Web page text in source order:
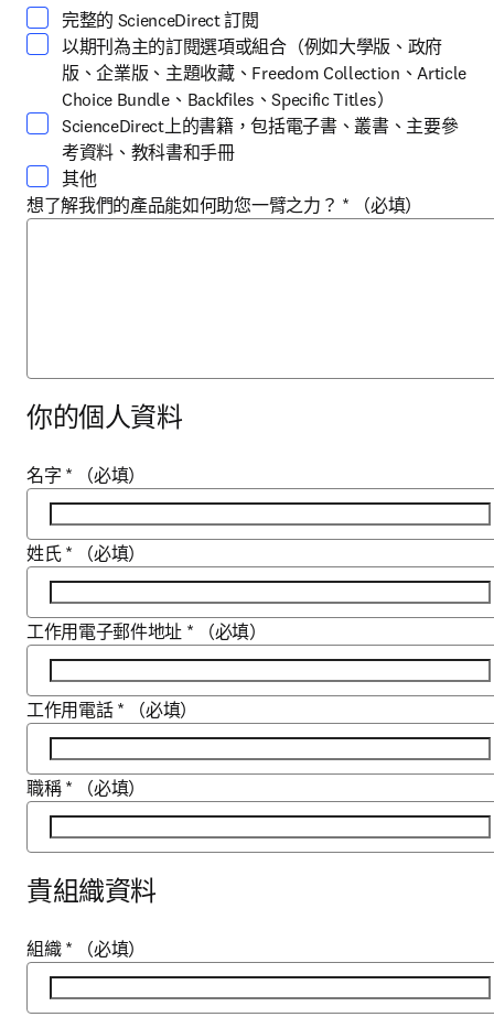
完整的 ScienceDirect 訂閱
以期刊為主的訂閱選項或組合（例如大學版、政府
版、企業版、主題收藏、Freedom Collection、Article
Choice Bundle、Backfiles、Specific Titles）
ScienceDirect上的書籍，包括電子書、叢書、主要參
考資料、教科書和手冊
其他
想了解我們的產品能如何助您一臂之力？ * （必填）
你的個人資料
名字 * （必填）
姓氏 * （必填）
工作用電子郵件地址 * （必填）
工作用電話 * （必填）
職稱 * （必填）
貴組織資料
組織 * （必填）